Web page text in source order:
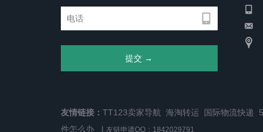
友情链接： TT123卖家导航 海淘转运 国际物流快递
件怎么办 | 友链申请QQ：1842029791